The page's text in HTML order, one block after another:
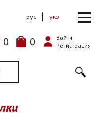
0 0
Войти
Регистрация
рус укр